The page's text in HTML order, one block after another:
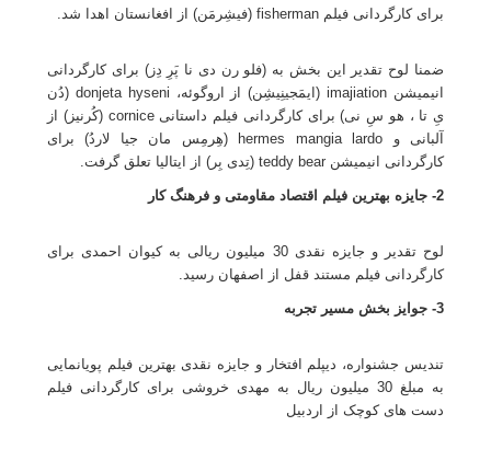
برای کارگردانی فیلم fisherman (فیشِرمَن) از افغانستان اهدا شد.
ضمنا لوح تقدیر این بخش به (فلو رن دی نا پَرِ دِز) برای کارگردانی
انیمیشن imajiation (ایمَجینِیشِن) از اروگوئه، donjeta hyseni (دُن
یِ تا ، هو سِ نی) برای کارگردانی فیلم داستانی cornice (کُرنیز) از
آلبانی و hermes mangia lardo (هِرمِس مان جیا لاردُ) برای
کارگردانی انیمیشن teddy bear (تِدی بِر) از ایتالیا تعلق گرفت.
2- جایزه بهترین فیلم اقتصاد مقاومتی و فرهنگ کار
لوح تقدیر و جایزه نقدی 30 میلیون ريالی به کیوان احمدی برای
کارگردانی فیلم مستند قفل از اصفهان رسید.
3- جوایز بخش مسیر تجربه
تندیس جشنواره، دیپلم افتخار و جایزه نقدی بهترین فیلم پویانمایی
به مبلغ 30 میلیون ريال به مهدی خروشی برای کارگردانی فیلم
دست های کوچک از اردبیل